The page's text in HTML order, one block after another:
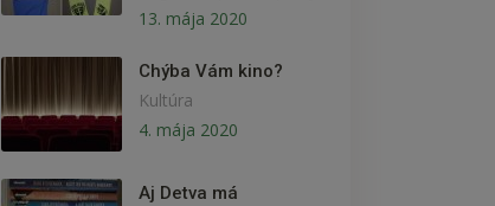
13. mája 2020
Chýba Vám kino?
Kultúra
4. mája 2020
Aj Detva má